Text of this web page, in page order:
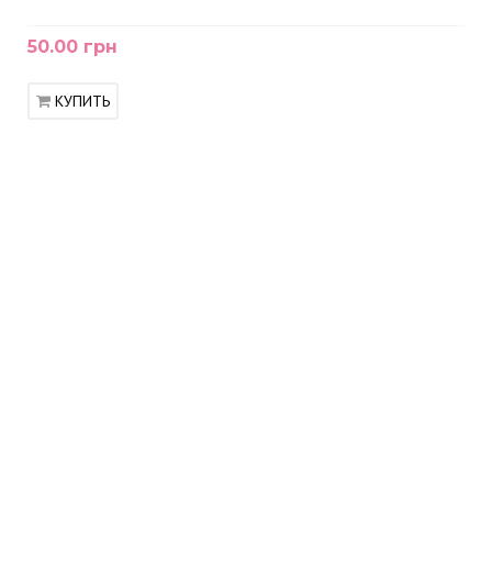
50.00 грн
КУПИТЬ